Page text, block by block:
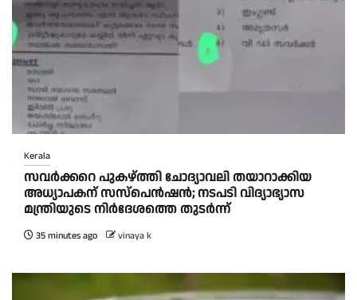
Kerala
സവർക്കറെ പുകഴ്ത്തി ചോദ്യാവലി തയാറാക്കിയ
അധ്യാപകന് സസ്പെൻഷൻ; നടപടി വിദ്യാഭ്യാസ
മന്ത്രിയുടെ നിർദേശത്തെ തുടർന്ന്
35 minutes ago vinaya k